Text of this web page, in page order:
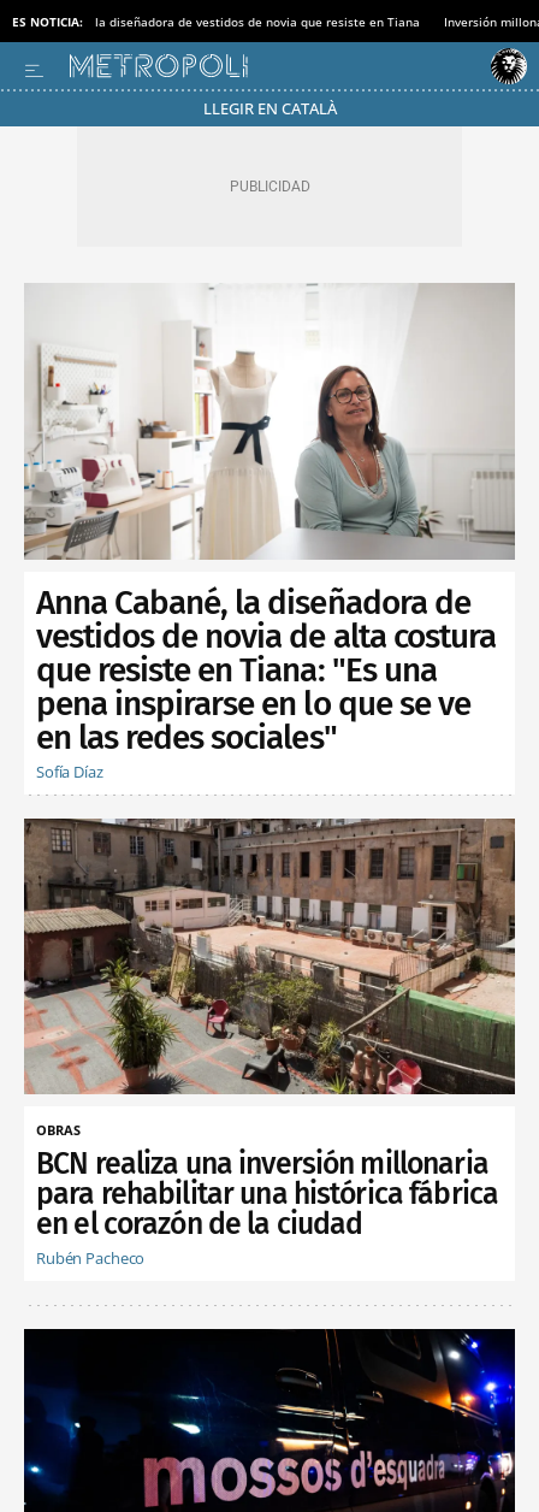
ES NOTICIA: la diseñadora de vestidos de novia que resiste en Tiana Inversión
LLEGIR EN CATALÀ
Anna Cabané, la diseñadora de
vestidos de novia de alta costura
que resiste en Tiana: "Es una
pena inspirarse en lo que se ve
en las redes sociales"
Sofía Díaz
OBRAS
BCN realiza una inversión millonaria
para rehabilitar una histórica fábrica
en el corazón de la ciudad
Rubén Pacheco